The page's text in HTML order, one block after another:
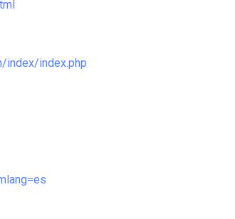
index/index.php